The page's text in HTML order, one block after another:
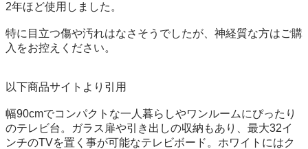
2年ほど使用しました。
特に目立つ傷や汚れはなさそうでしたが、神経質な方はご購
入をお控えください。
以下商品サイトより引用
幅90cmでコンパクトな一人暮らしやワンルームにぴったり
のテレビ台。ガラス扉や引き出しの収納もあり、最大32イ
ンチのTVを置く事が可能なテレビボード。ホワイトにはク